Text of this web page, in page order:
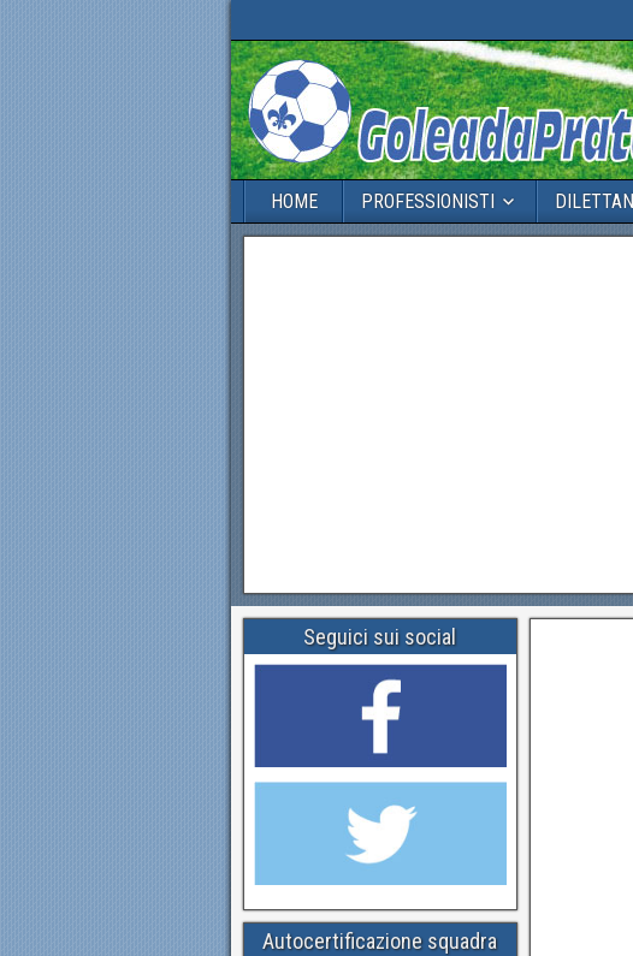
HOME PROFESSIONISTI
Seguici sui social
Autocertificazione squadra